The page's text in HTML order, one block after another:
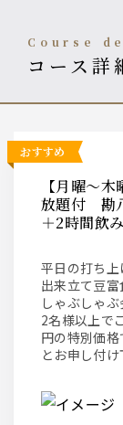
course
コース詳
おすすめ
【月曜～木曜《魚》プラン】出来立て豆富食べ
放題付 勘
＋2時間飲
平日の打ち
出来立て豆
しゃぶしゃ
2名様以上で
円の特別価
とお申し付